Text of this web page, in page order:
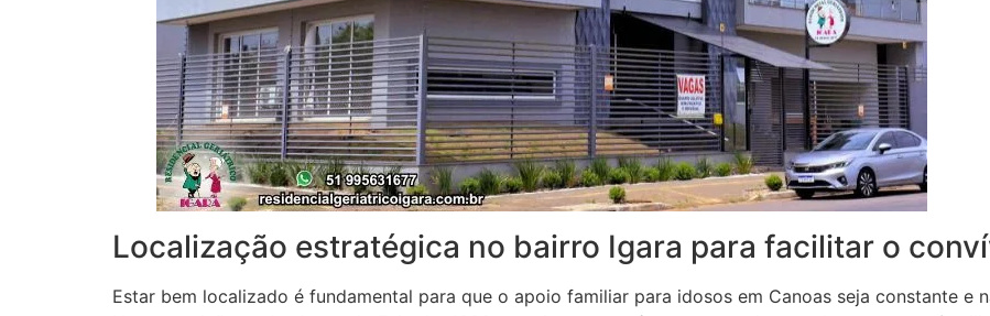
Localização estratégica no bairro Igara para facilitar o
Estar bem localizado é fundamental para que o apoio familiar para idosos em Canoas seja constante e